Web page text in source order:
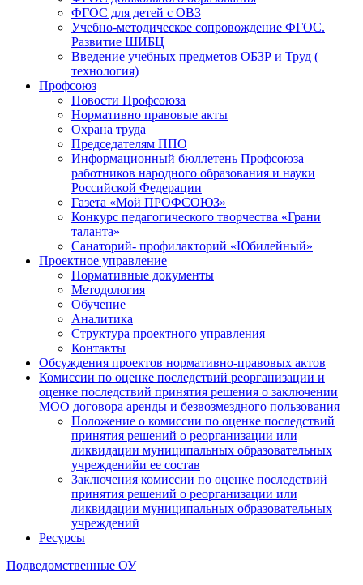
ФГОС для детей с ОВЗ
Учебно-методическое сопровождение ФГОС.
Развитие ШИБЦ
Введение учебных предметов ОБЗР и Труд (
технология)
Профсоюз
Новости Профсоюза
Нормативно правовые акты
Охрана труда
Председателям ППО
Информационный бюллетень Профсоюза
работников народного образования и науки
Российской Федерации
Газета «Мой ПРОФСОЮЗ»
Конкурс педагогического творчества «Грани
таланта»
Санаторий- профилакторий «Юбилейный»
Проектное управление
Нормативные документы
Методология
Обучение
Аналитика
Структура проектного управления
Контакты
Обсуждения проектов нормативно-правовых актов
Комиссии по оценке последствий реорганизации и
оценке последствий принятия решения о заключении
МОО договора аренды и безвозмездного пользования
Положение о комиссии по оценке последствий
принятия решений о реорганизации или
ликвидации муниципальных образовательных
учрежденийи ее состав
Заключения комиссии по оценке последствий
принятия решений о реорганизации или
ликвидации муниципальных образовательных
учреждений
Ресурсы
Подведомственные ОУ